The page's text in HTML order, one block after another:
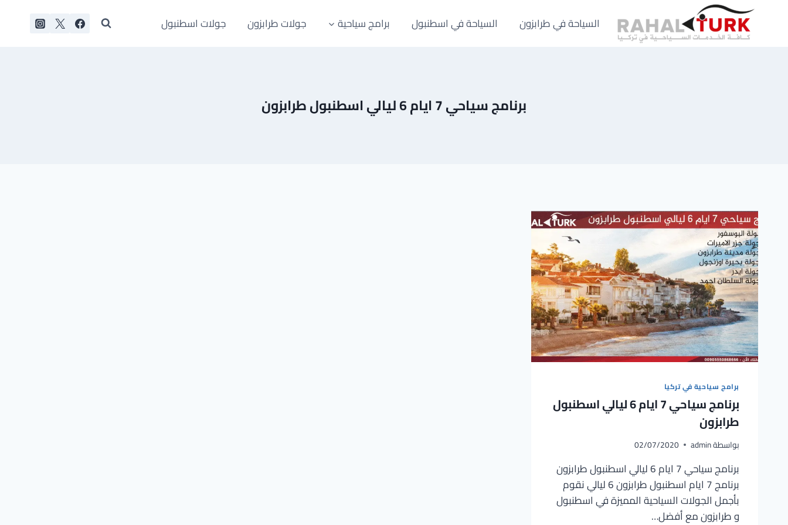
السياحة في طرابزون السياحة في اسطنبول برامج سياحية جولات طرابزون جولات اسطنبول
برنامج سياحي 7 ايام 6 ليالي اسطنبول طرابزون
برامج سياحية في تركيا
برنامج سياحي 7 ايام 6 ليالي اسطنبول
طرابزون
بواسطةadmin
02/07/2020
برنامج سياحي 7 ايام 6 ليالي اسطنبول طرابزون
برنامج 7 ايام اسطنبول طرابزون 6 ليالي نقوم
بأجمل الجولات السياحية المميزة في اسطنبول
و طرابزون مع أفضل…